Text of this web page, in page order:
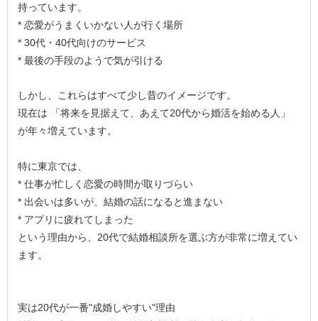
持っています。
* 恋愛がうまくいかない人が行く場所
* 30代・40代向けのサービス
* 最後の手段のようで気が引ける
しかし、これらはすべて少し昔のイメージです。
現在は 「将来を見据えて、あえて20代から婚活を始める人」
が年々増えています。
特に東京では、
* 仕事が忙しく恋愛の時間が取りづらい
* 出会いは多いが、結婚の話になると進まない
* アプリに疲れてしまった
という理由から、20代で結婚相談所を選ぶ方が非常に増えてい
ます。
実は20代が一番"成婚しやすい"理由